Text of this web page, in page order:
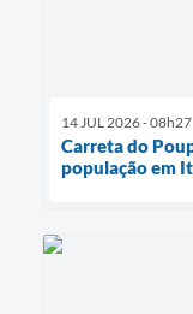
14 JUL 2026 - 08h27
Carreta do
população em